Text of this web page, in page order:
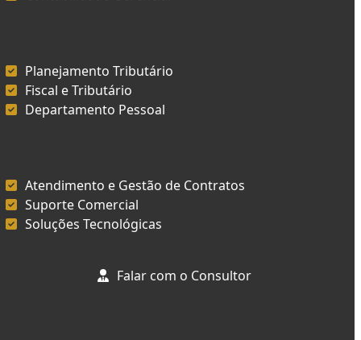
Planejamento Tributário
Fiscal e Tributário
Departamento Pessoal
Atendimento e Gestão de Contratos
Suporte Comercial
Soluções Tecnológicas
Falar com o Consultor